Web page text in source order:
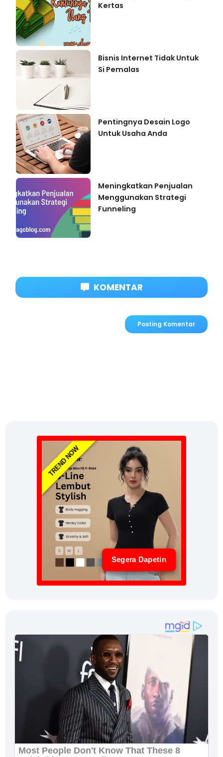
Kertas
Bisnis Internet Tidak Untuk
Si Pemalas
Pentingnya Desain Logo
Untuk Usaha Anda
Meningkatkan Penjualan
Menggunakan Strategi
Funneling
KOMENTAR
Posting Komentar
TREND NOW
Segera Dapetin